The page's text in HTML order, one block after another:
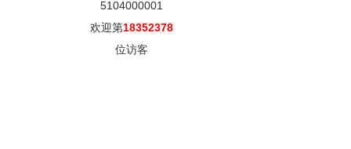
5104000001
欢迎第18352378
位访客